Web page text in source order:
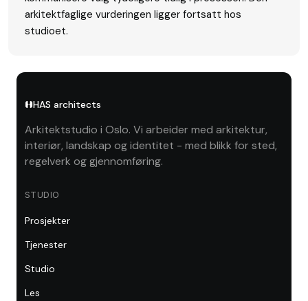
arkitektfaglige vurderingen ligger fortsatt hos
studioet.
HAS architects
Arkitektstudio i Oslo. Vi arbeider med arkitektur,
interiør, landskap og identitet - med blikk for sted,
regelverk og gjennomføring.
STUDIO
Prosjekter
Tjenester
Studio
Les